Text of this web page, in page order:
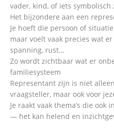
vader, kind, of iets symbolisch
Het bijzondere aan een
Je hoeft die persoon of
maar voelt vaak precies wat
spanning, rust…
Zo wordt zichtbaar wat er
familiesysteem
Representant zijn is niet
vraagsteller, maar ook voor
Je raakt vaak thema’s die
— het kan helend en